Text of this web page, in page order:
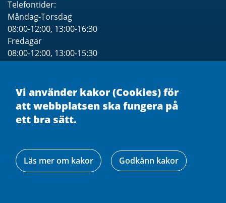
Vi använder kakor (Cookies) för
att webbplatsen ska fungera på
ett bra sätt.
Läs mer om kakor Godkänn kakor
Telefontider:
Måndag-Torsdag
08:00-12:00, 13:00-16:30
Fredagar
08:00-12:00, 13:00-15:30
Facebook LinkedinInstagram